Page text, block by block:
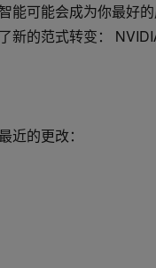
能可能会成为你最好
新的范式转变：
近的更改：